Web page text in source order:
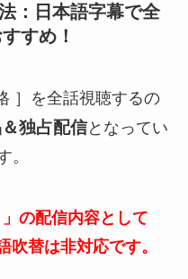
：日本語字幕で全
すめ！
］を全話視聴するの
独占配信となってい
。
の配信内容として
吹替は非対応です。